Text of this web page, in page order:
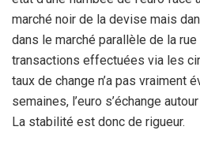
marché noir de la devise mais
dans le marché parallèle de la
transactions effectuées via les
taux de change n’a pas vraiment
semaines, l’euro s’échange
La stabilité est donc de rigueur.